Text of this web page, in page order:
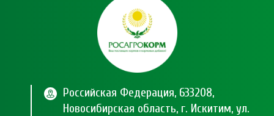
Российская Федерация, 633208,
Новосибирская область, г. Искитим, ул.